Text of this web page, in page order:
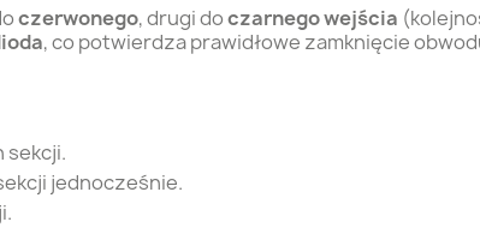
czerwonego, drugi doczarnego wejścia
, co potwierdza prawidłowe zamknięcie
sekcji.
jednocześnie.